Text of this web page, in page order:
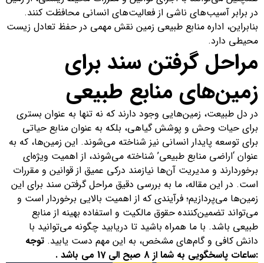
در برابر آسیب‌های ناشی از فعالیت‌های انسانی محافظت کنند.
بنابراین، اداره منابع طبیعی زمین نقش مهمی در حفظ تعادل زیست
محیطی دارد.
مراحل گرفتن سند برای
زمین‌های منابع طبیعی
در دل طبیعت، زمین‌هایی وجود دارند که نه تنها به عنوان بستری
برای حیات وحش و پوشش گیاهی، بلکه به عنوان منابع حیاتی
برای توسعه پایدار انسانی نیز شناخته می‌شوند. این زمین‌ها، که به
عنوان ‘اراضی منابع طبیعی’ شناخته می‌شوند، از اهمیت ویژه‌ای
برخوردارند و مدیریت آن‌ها نیازمند درکی عمیق از قوانین و مقررات
است. در این مقاله، ما به بررسی دقیق مراحل گرفتن سند برای این
زمین‌ها می‌پردازیم؛ فرآیندی که از اهمیت بالایی برخوردار است و
می‌تواند تضمین‌کننده حقوق مالکیت و استفاده بهینه از منابع
طبیعی باشد. با ما همراه باشید تا دریابید چگونه می‌توانید با
دانش کافی و گام‌های مشخص، به این مهم دست یابید. توجه
:ساعات پاسخگویی به شما از 8 صبح الی 17 می باشد .